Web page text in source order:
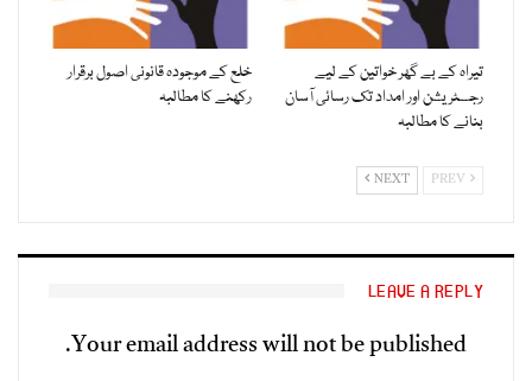
تیراہ کے بے گھر خواتین کے لیے
رجسٹریشن اور امداد تک رسائی آسان
بنانے کا مطالبہ
خلع کے موجودہ قانونی اصول برقرار
رکھنے کا مطالبہ
NEXT
LEAVE A REPLY
Your email address will not be published.